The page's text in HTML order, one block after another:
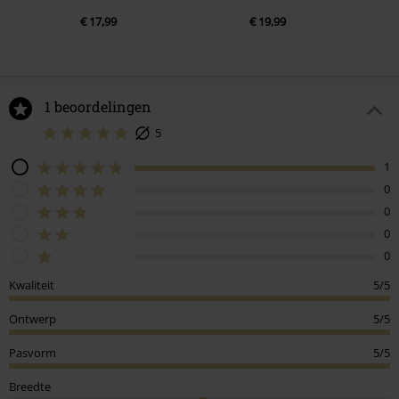
€ 17,99 € 19,99
1 beoordelingen
5
1
0
0
0
0
Kwaliteit
5/5
Ontwerp 5/5
Pasvorm 5/5
Breedte